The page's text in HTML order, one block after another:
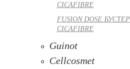
CICAFIBRE
FUSION DOSE БУСТЕР
CICAFIBRE
Guinot
Cellcosmet